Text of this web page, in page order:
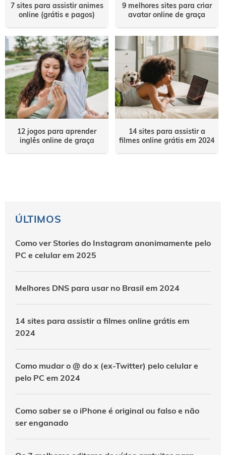
7 sites para assistir animes
online (grátis e pagos)
9 melhores sites para criar
avatar online de graça
12 jogos para aprender
inglês online de graça
14 sites para assistir a
filmes online grátis em 2024
ÚLTIMOS
Como ver Stories do Instagram anonimamente pelo
PC e celular em 2025
Melhores DNS para usar no Brasil em 2024
14 sites para assistir a filmes online grátis em
2024
Como mudar o @ do x (ex-Twitter) pelo celular e
pelo PC em 2024
Como saber se o iPhone é original ou falso e não
ser enganado